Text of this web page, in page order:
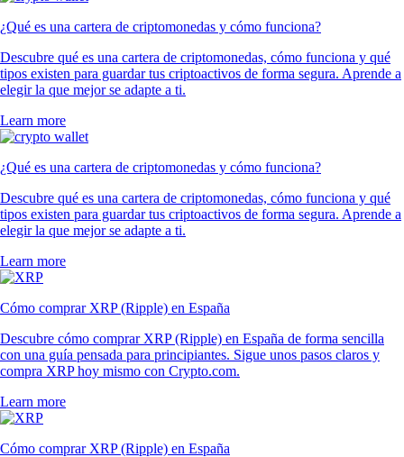
¿Qué es una cartera de criptomonedas y cómo funciona?
Descubre qué es una cartera de criptomonedas, cómo funciona y qué
tipos existen para guardar tus criptoactivos de forma segura. Aprende a
elegir la que mejor se adapte a ti.
Learn more
¿Qué es una cartera de criptomonedas y cómo funciona?
Descubre qué es una cartera de criptomonedas, cómo funciona y qué
tipos existen para guardar tus criptoactivos de forma segura. Aprende a
elegir la que mejor se adapte a ti.
Learn more
Cómo comprar XRP (Ripple) en España
Descubre cómo comprar XRP (Ripple) en España de forma sencilla
con una guía pensada para principiantes. Sigue unos pasos claros y
compra XRP hoy mismo con Crypto.com.
Learn more
Cómo comprar XRP (Ripple) en España